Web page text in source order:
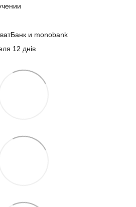
и monobank
12 днів